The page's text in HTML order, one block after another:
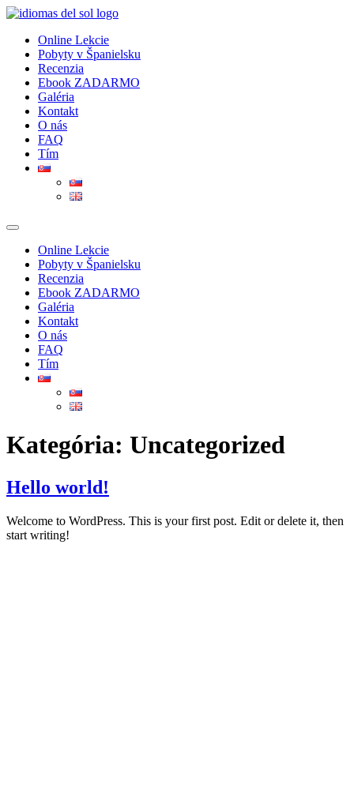
Preskočiť
obsah
Online Lekcie
Pobyty v Španielsku
Recenzia
Ebook ZADARMO
Galéria
Kontakt
O nás
FAQ
Tím
Menu
Online Lekcie
Pobyty v Španielsku
Recenzia
Ebook ZADARMO
Galéria
Kontakt
O nás
FAQ
Tím
Kategória: Uncategorized
Hello world!
Welcome to WordPress. This is your first post. Edit or delete it, then
start writing!